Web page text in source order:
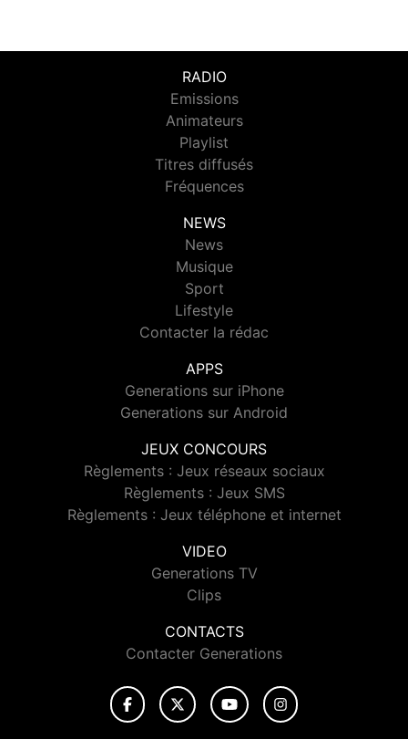
RADIO
Emissions
Animateurs
Playlist
Titres diffusés
Fréquences
NEWS
News
Musique
Sport
Lifestyle
Contacter la rédac
APPS
Generations sur iPhone
Generations sur Android
JEUX CONCOURS
Règlements : Jeux réseaux sociaux
Règlements : Jeux SMS
Règlements : Jeux téléphone et internet
VIDEO
Generations TV
Clips
CONTACTS
Contacter Generations